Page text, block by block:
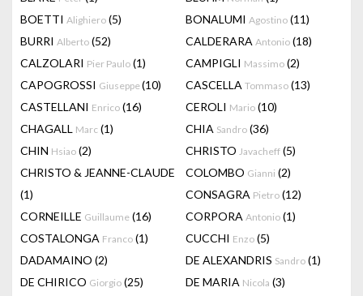
BOETTI Alighiero (5) BONALUMI Agostino (11)
BURRI Alberto (52) CALDERARA Antonio (18)
CALZOLARI Pier Paulo (1) CAMPIGLI Massimo (2)
CAPOGROSSI Giuseppe(10) CASCELLA Tommaso (13)
CASTELLANI Enrico (16) CEROLI Mario (10)
CHAGALL Marc (1) CHIA Sandro (36)
CHIN Hsiao (2) CHRISTO Javacheff (5)
CHRISTO & JEANNE-CLAUDE
(1)
COLOMBO Gianni (2)
CONSAGRA Pietro (12)
CORNEILLE Guillaume (16) CORPORA Antonio (1)
COSTALONGA Franco (1) CUCCHI Enzo (5)
DADAMAINO (2) DE ALEXANDRIS Sandro (1)
DE CHIRICO Giorgio (25) DE MARIA Nicola (3)